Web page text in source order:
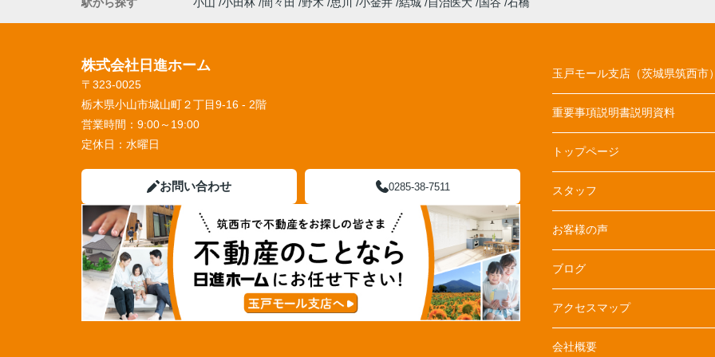
株式会社日進ホーム
〒323-0025
栃木県小山市城山町２丁目9-16 - 2階
営業時間： 9:00～19:00
定休日： 水曜日
お問い合わせ 0285-38-7511
玉戸モール支店（茨城県筑西市
重要事項説明書説明資料
トップページ
スタッフ
お客様の声
ブログ
アクセスマップ
会社概要